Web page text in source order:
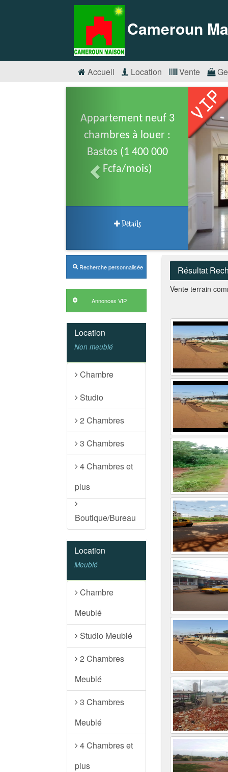
Cameroun
Accueil Location Vente
Appartement neuf 3
chambres à louer :
Bastos (1 400 000
Fcfa/mois)
Détails
Recherche personnalisée
Annonces VIP
Location
Non meublé
Chambre
Studio
2 Chambres
3 Chambres
4 Chambres et
plus
Boutique/Bureau
Location
Meublé
Chambre
Meublé
Studio Meublé
2 Chambres
Meublé
3 Chambres
Meublé
4 Chambres et
plus
Résultat
Vente terrain